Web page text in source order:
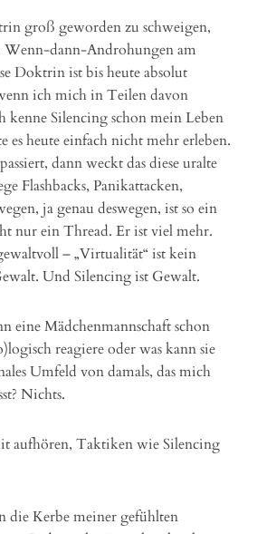
groß geworden zu schweigen,
Wenn-dann-Androhungen am
Doktrin ist bis heute absolut
ich mich in Teilen davon
kenne Silencing schon mein Leben
es heute einfach nicht mehr erleben.
dann weckt das diese uralte
Flashbacks, Panikattacken,
ja genau deswegen, ist so ein
nur ein Thread. Er ist viel mehr.
– „Virtualität“ ist kein
Und Silencing ist Gewalt.
eine Mädchenmannschaft schon
reagiere oder was kann sie
Umfeld von damals, das mich
Nichts.
aufhören, Taktiken wie Silencing
die Kerbe meiner gefühlten